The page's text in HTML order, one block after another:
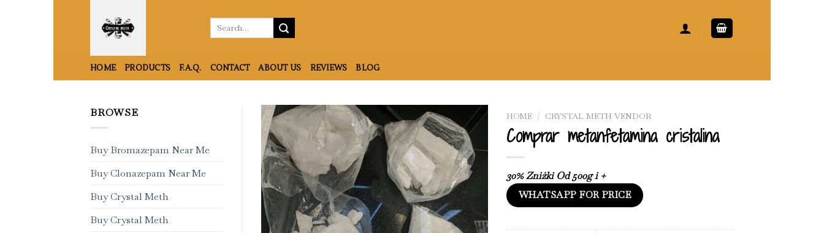
HOME PRODUCTS F.A.Q. CONTACT ABOUT US REVIEWS BLOG
BROWSE
Buy Bromazepam Near Me
Buy Clonazepam Near Me
Buy Crystal Meth
Buy Crystal Meth
HOME / CRYSTAL METH VENDOR
Comprar metanfetamina cristalina
30% Zniżki Od 500g i +
WHATSAPP FOR PRICE